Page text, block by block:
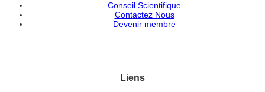
Conseil Scientifique
Contactez Nous
Devenir membre
Liens